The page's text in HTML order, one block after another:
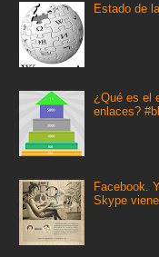
Estado de
¿Qué es el
enlaces?
Facebook.
Skype